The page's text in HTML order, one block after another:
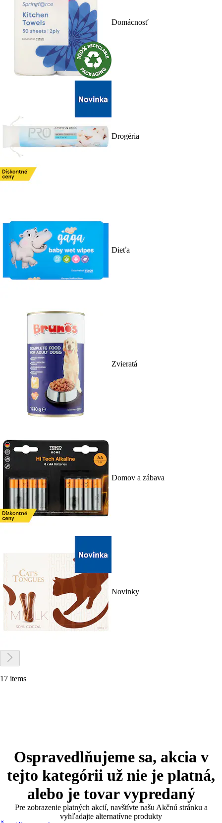
Domácnosť
Drogéria
Dieťa
Zvieratá
Domov a zábava
Novinky
17 items
Ospravedlňujeme sa, akcia v
tejto kategórii už nie je platná,
alebo je tovar vypredaný
Pre zobrazenie platných akcií, navštívte našu Akčnú stránku a
vyhľadajte alternatívne produkty